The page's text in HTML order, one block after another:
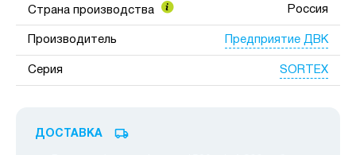
Страна производства Россия
Производитель Предприятие ДВК
Серия SORTEX
ДОСТАВКА